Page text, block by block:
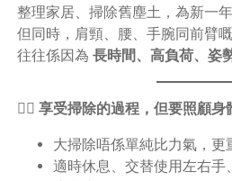
整理家居、掃除舊塵土，為新一年
但同時，肩頸、腰、手腕同前臂嘅
往往係因為 長時間、高負荷、姿
🧍‍♀️ 享受掃除的過程，但要照顧身
大掃除唔係單純比力氣，更
適時休息、交替使用左右手